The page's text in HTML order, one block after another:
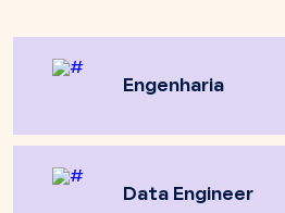
Engenharia
Data Engineer